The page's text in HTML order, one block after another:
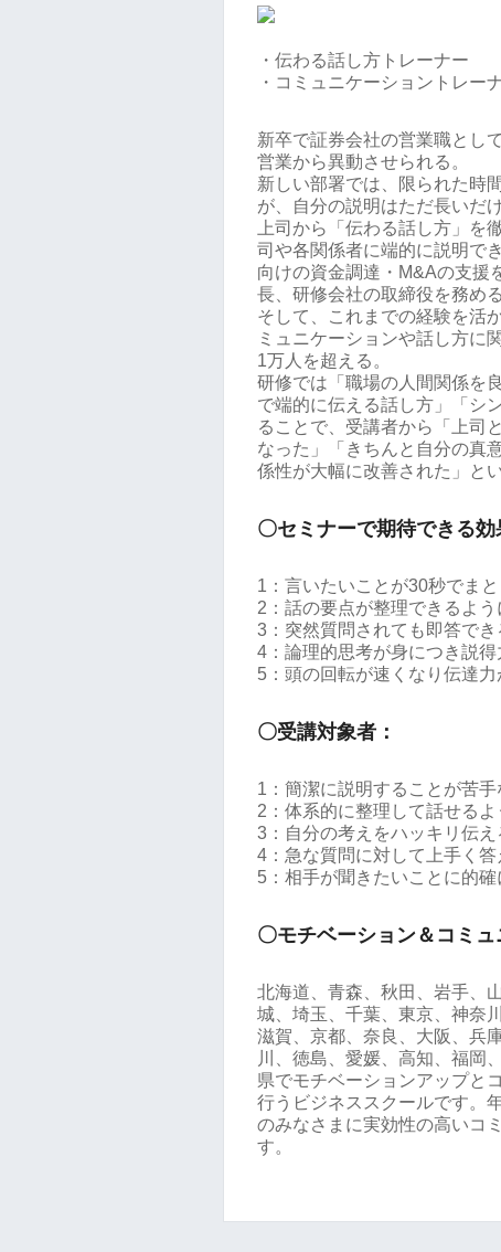
・伝わる話し方トレーナー
・コミュニケーショントレー
新卒で証券会社の営業職とし
営業から異動させられる。
新しい部署では、限られた時
が、自分の説明はただ長いだ
上司から「伝わる話し方」を
司や各関係者に端的に説明で
向けの資金調達・M&Aの支援
長、研修会社の取締役を務める
そして、これまでの経験を活
ミュニケーションや話し方に
1万人を超える。
研修では「職場の人間関係を
で端的に伝える話し方」「シ
ることで、受講者から「上司
なった」「きちんと自分の真
係性が大幅に改善された」と
〇セミナーで期待できる効
1：言いたいことが30秒でま
2：話の要点が整理できるよう
3：突然質問されても即答でき
4：論理的思考が身につき説得
5：頭の回転が速くなり伝達力
〇受講対象者：
1：簡潔に説明することが苦手
2：体系的に整理して話せる
3：自分の考えをハッキリ伝
4：急な質問に対して上手く
5：相手が聞きたいことに的
〇モチベーション＆コミ
北海道、青森、秋田、岩手、
城、埼玉、千葉、東京、神奈
滋賀、京都、奈良、大阪、兵
川、徳島、愛媛、高知、福岡
県でモチベーションアップと
行うビジネススクールです。
のみなさまに実効性の高いコ
す。